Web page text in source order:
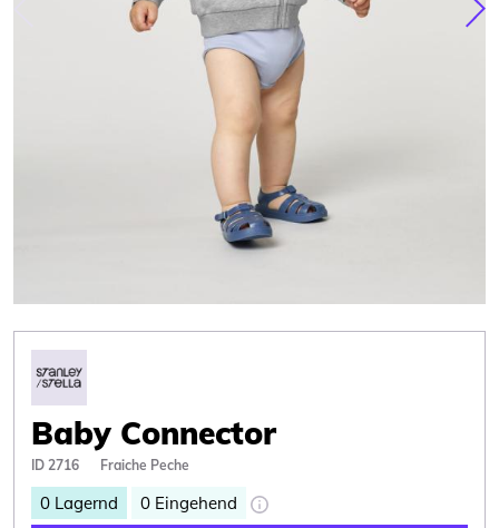
Baby Connector
ID 2716 Fraiche Peche
0 Lagernd 0 Eingehend